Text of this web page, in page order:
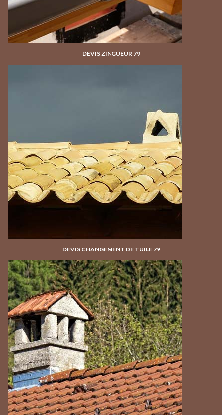
DEVIS ZINGUEUR 79
DEVIS CHANGEMENT DE TUILE 79